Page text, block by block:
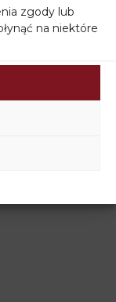
zgody lub
na niektóre